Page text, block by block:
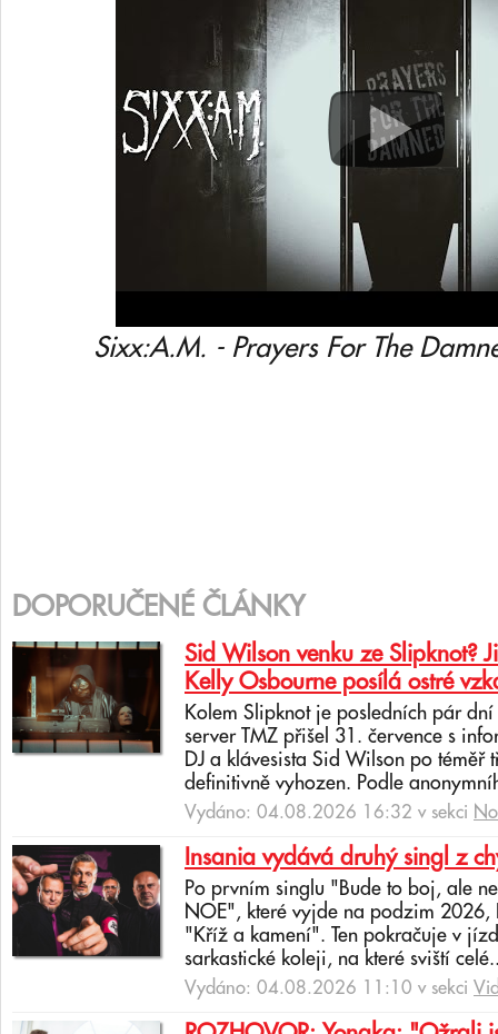
Sixx:A.M. - Prayers For The
DOPORUČENÉ ČLÁNKY
Sid Wilson venku ze Slipknot?
Kelly Osbourne posílá ostré
Kolem Slipknot je posledních pár
server TMZ přišel 31. července s
DJ a klávesista Sid Wilson po téměř
definitivně vyhozen. Podle
Vydáno: 04.08.2026 16:32 v sekci
Insania vydává druhý singl z
Po prvním singlu "Bude to boj, ale
NOE", které vyjde na podzim 2026,
"Kříž a kamení". Ten pokračuje v
sarkastické koleji, na které sviští
Vydáno: 04.08.2026 11:10 v sekci